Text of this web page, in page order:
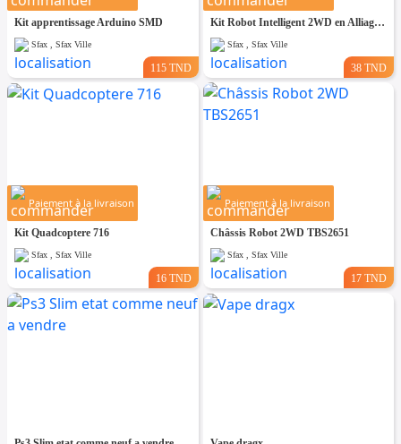
Kit apprentissage Arduino SMD
Sfax , Sfax Ville
115 TND
Kit Robot Intelligent 2WD en Alliage d'Aluminium
Sfax , Sfax Ville
38 TND
Paiement à la livraison
Kit Quadcoptere 716
Sfax , Sfax Ville
16 TND
Paiement à la livraison
Châssis Robot 2WD TBS2651
Sfax , Sfax Ville
17 TND